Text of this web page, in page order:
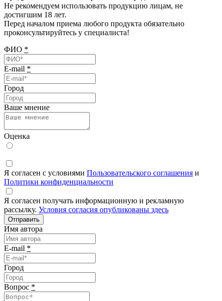
Не рекомендуем использовать продукцию лицам, не
достигшим 18 лет.
Перед началом приема любого продукта обязательно
проконсультируйтесь у специалиста!
ФИО *
E-mail *
Город
Ваше мнение
Оценка
Я согласен с условиями Пользовательского соглашения и
Политики конфиденциальности
Я согласен получать информационную и рекламную
рассылку. Условия согласия опубликованы здесь
Отправить
Имя автора
E-mail *
Город
Вопрос *